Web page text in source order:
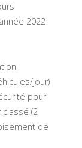
2022
jour)
pour
(2
de